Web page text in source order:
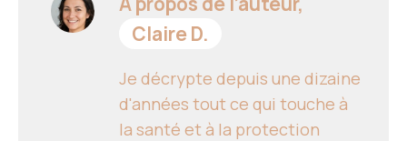
Claire D.
Je décrypte depuis une dizaine
d'années tout ce qui touche à
la santé et à la protection